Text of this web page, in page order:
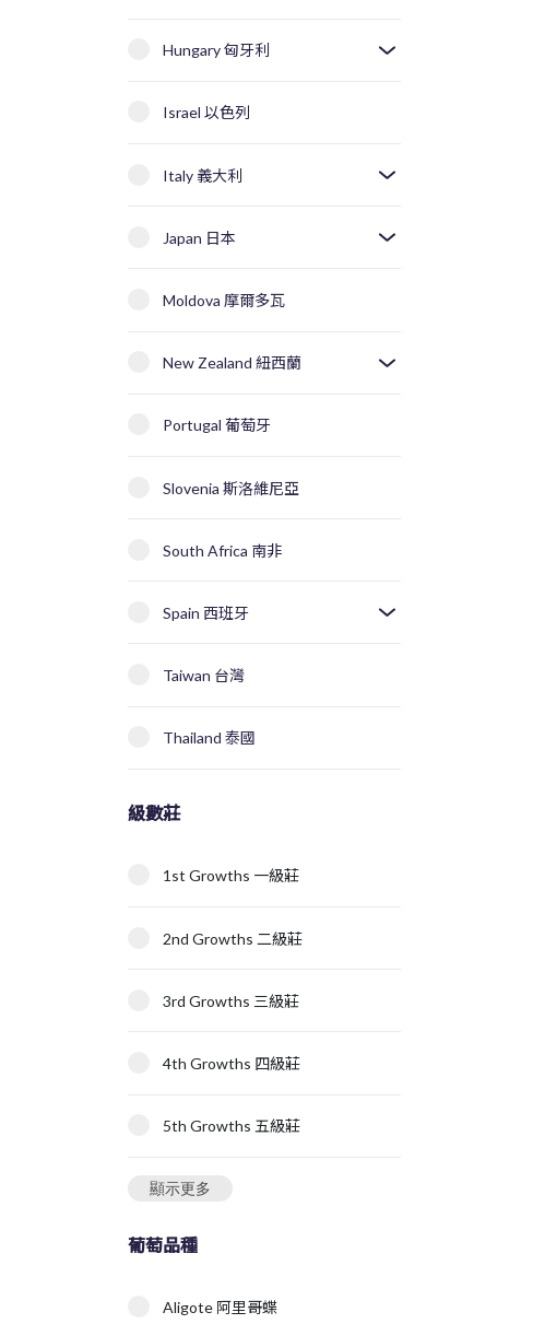
Hungary 匈牙利
Israel 以色列
Italy 義大利
Japan 日本
Moldova 摩爾多瓦
New Zealand 紐西蘭
Portugal 葡萄牙
Slovenia 斯洛維尼亞
South Africa 南非
Spain 西班牙
Taiwan 台灣
Thailand 泰國
級數莊
1st Growths 一級莊
2nd Growths 二級莊
3rd Growths 三級莊
4th Growths 四級莊
5th Growths 五級莊
顯示更多
葡萄品種
Aligote 阿里哥蝶